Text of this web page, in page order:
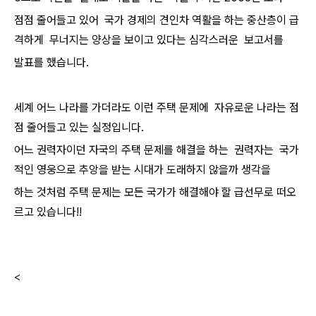
점점 줄어들고 있어 국가 경제의 견인차 역활을 하는 중산층이 급
격하게 무너지는 양상을 보이고 있다는 심각스러운 보고서를
발표를 했습니다.
세계 어느 나라를 가더라도 이런 주택 문제에 자유로운 나라는 점
점 줄어들고 있는 실정입니다.
어느 권력자이던 자국의 주택 문제를 해결을 하는 권력자는 국가
적인 영웅으로 추앙을 받는 시대가 도래하지 않을까 생각을
하는 것처럼 주택 문제는 모든 국가가 해결해야 할 급선무로 떠오
르고 있습니다!!
<